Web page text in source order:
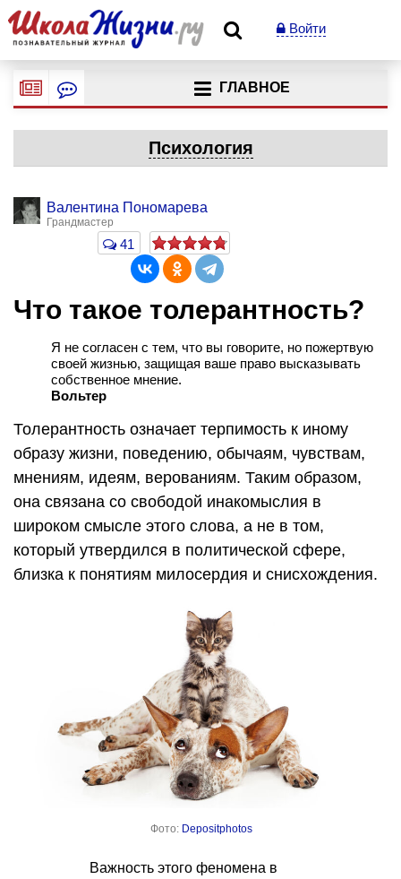
Войти
ГЛАВНОЕ
Психология
Валентина Пономарева
Грандмастер
41
Что такое толерантность?
Я не согласен с тем, что вы говорите, но пожертвую
своей жизнью, защищая ваше право высказывать
собственное мнение.
Вольтер
Толерантность означает терпимость к иному
образу жизни, поведению, обычаям, чувствам,
мнениям, идеям, верованиям. Таким образом,
она связана со свободой инакомыслия в
широком смысле этого слова, а не в том,
который утвердился в политической сфере,
близка к понятиям милосердия и снисхождения.
Фото: Depositphotos
Важность этого феномена в